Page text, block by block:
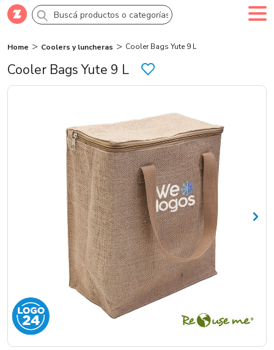
Comprar Creá tu cuenta Ingresá
Categorías
SALE 70% OFF
Novedades
Campañas
Logo 24hs
Catálogos
Cooler Bags Yute 9 L
Home Coolers y luncheras Cooler Bags Yute 9 L